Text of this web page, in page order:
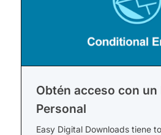
Obtén acceso con un
Personal
Easy Digital Downloads tiene